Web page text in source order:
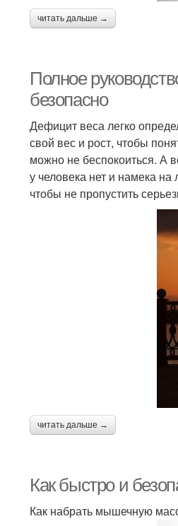
читать дальше →
Полное
безопасно
Дефицит веса легко
свой вес и рост, чтобы
можно не беспокоиться. А
у человека нет и намека
чтобы не пропустить
читать дальше →
Как быстро и
Как набрать мышечную